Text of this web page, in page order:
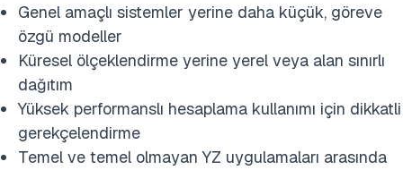
Genel amaçlı sistemler yerine daha küçük, göreve
özgü modeller
Küresel ölçeklendirme yerine yerel veya alan sınırlı
dağıtım
Yüksek performanslı hesaplama kullanımı için dikkatli
gerekçelendirme
Temel ve temel olmayan YZ uygulamaları arasında